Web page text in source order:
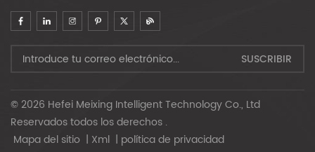
© 2026 Hefei Meixing Intelligent Technology Co., Ltd
Reservados todos los derechos .
Mapa del sitio | Xml | política de privacidad